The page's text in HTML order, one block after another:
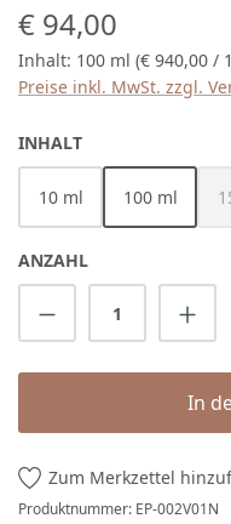
Regulärer Preis:
€ 94,00
Inhalt: 100 ml (€ 940,00 /
Preise inkl. MwSt. zzgl.
INHALTAUSWÄHLEN
10 ml 100 ml
ANZAHL
Produkt
In
Zum Merkzettel
Produktnummer: EP-002V01N